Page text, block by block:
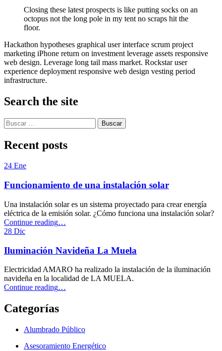
Closing these latest prospects is like putting socks on an
octopus not the long pole in my tent no scraps hit the
floor.
Hackathon hypotheses graphical user interface scrum project
marketing iPhone return on investment leverage assets responsive
web design. Leverage long tail mass market. Rockstar user
experience deployment responsive web design vesting period
infrastructure.
Skip
back
main
Search the site
Buscar:
Recent posts
24 Ene
Funcionamiento de una instalación solar
Una instalación solar es un sistema proyectado para crear energía
eléctrica de la emisión solar. ¿Cómo funciona una instalación solar?
Continue reading“Funcionamiento
instalación
solar”
…
28 Dic
Iluminación Navideña La Muela
Electricidad AMARO ha realizado la instalación de la iluminación
navideña en la localidad de LA MUELA.
Continue reading“Iluminación
Muela”
…
Categorías
Alumbrado Público
Asesoramiento Energético